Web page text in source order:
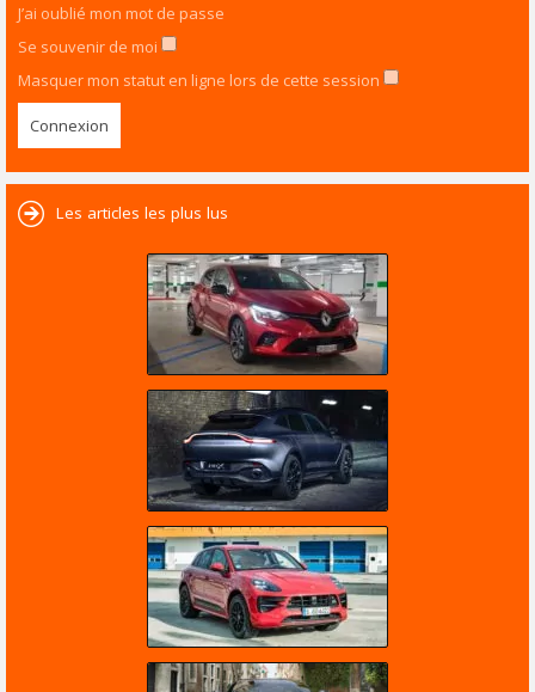
J’ai oublié mon mot de passe
Se souvenir de moi
Masquer mon statut en ligne lors de cette session
Les articles les plus lus